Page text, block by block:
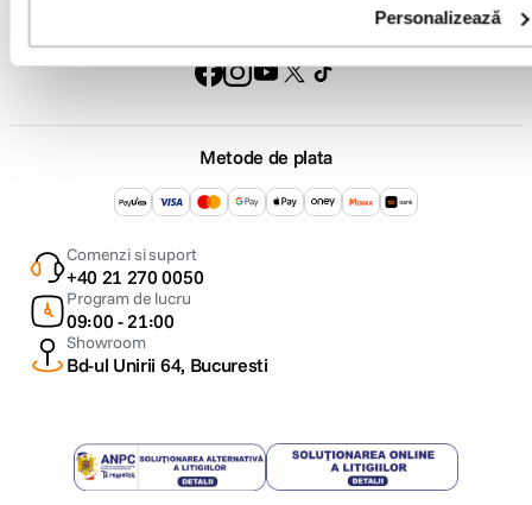
Personalizează
Metode de plata
Comenzi si suport
+40 21 270 0050
Program de lucru
09:00 - 21:00
Showroom
Bd-ul Unirii 64, Bucuresti